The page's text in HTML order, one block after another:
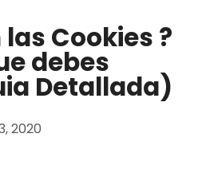
las Cookies ?
debes
Detallada)
2020